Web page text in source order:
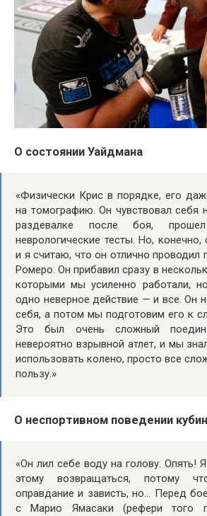
О состоянии Уайдмана
«Физически Крис в порядке, его
на томографию. Он чувствовал себя
раздевалке после боя,
неврологические тесты. Но, конечно,
и я считаю, что он отлично проводил
Ромеро. Он прибавил сразу в
которыми мы усиленно работали,
одно неверное действие — и все. Он
себя, а потом мы подготовим его к
Это был очень сложный
невероятно взрывной атлет, и мы
использовать колено, просто все
пользу.»
О неспортивном поведении
«Он лил себе воду на голову. Опять!
этому возвращаться, потому
оправдание и зависть, но… Перед
с Марио Ямасаки (рефери того